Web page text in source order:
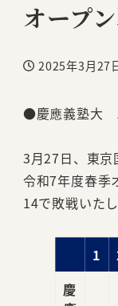
オープ
投稿日
2025年3月27
●慶應義塾大
3月27日、東京
令和7年度春
14で敗戦いた
1
慶